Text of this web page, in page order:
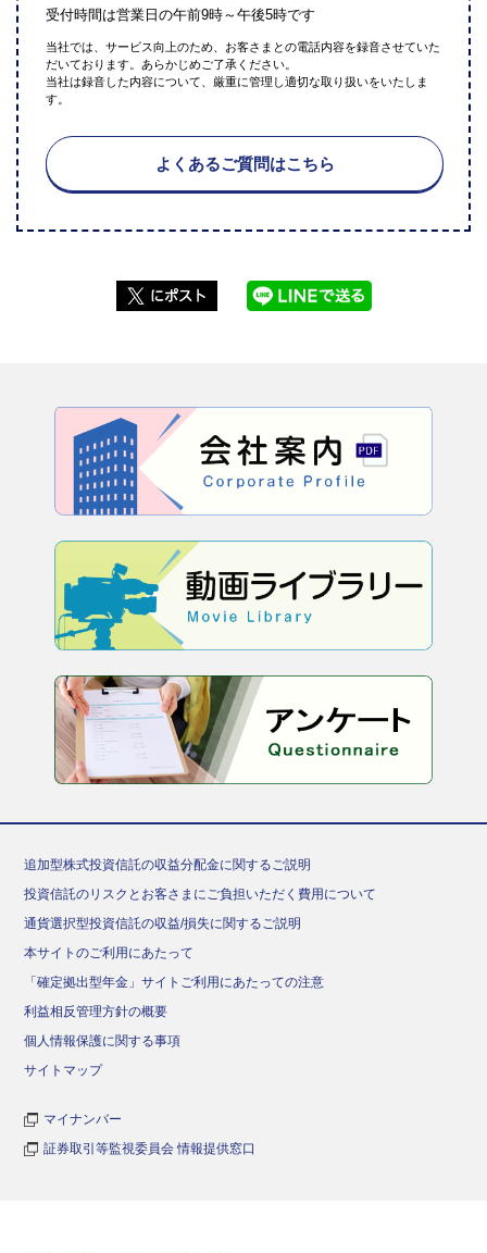
受付時間は営業日の午前9時～午後5時です
当社では、サービス向上のため、お客さまとの電話内容を録音させていた
だいております。あらかじめご了承ください。
当社は録音した内容について、厳重に管理し適切な取り扱いをいたしま
す。
よくあるご質問はこちら
追加型株式投資信託の収益分配金に関するご説明
投資信託のリスクとお客さまにご負担いただく費用について
通貨選択型投資信託の収益/損失に関するご説明
本サイトのご利用にあたって
「確定拠出型年金」サイトご利用にあたっての注意
利益相反管理方針の概要
個人情報保護に関する事項
サイトマップ
マイナンバー
証券取引等監視委員会 情報提供窓口